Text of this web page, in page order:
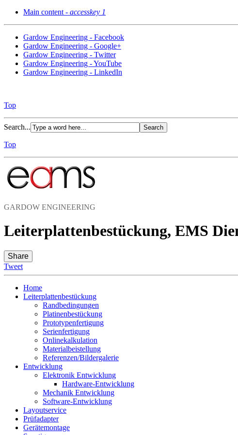
Main content - accesskey 1
Gardow Engineering - Facebook
Gardow Engineering - Google+
Gardow Engineering - Twitter
Gardow Engineering - YouTube
Gardow Engineering - LinkedIn
Top
Search...
Top
GARDOW ENGINEERING
Leiterplattenbestückung, EMS
Share
Tweet
Home
Leiterplattenbestückung
Randbedingungen
Platinenbestückung
Prototypenfertigung
Serienfertigung
Onlinekalkulation
Materialbeistellung
Referenzen/Bildergalerie
Entwicklung
Elektronik Entwicklung
Hardware-Entwicklung
Mechanik Entwicklung
Software-Entwicklung
Layoutservice
Prüfadapter
Gerätemontage